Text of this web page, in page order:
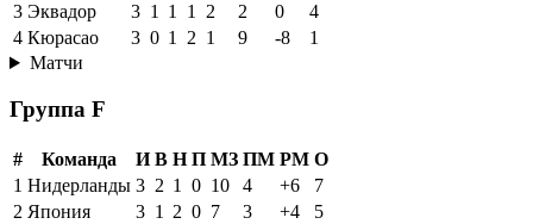
3 Эквадор 3 1 1 1 2 2 0
4
4 Кюрасао 3 0 1 2 1 9 -8
1
Матчи
Группа F
# Команда И В Н П МЗ ПМ РМ О
1 Нидерланды 3 2 1 0 10 4 +6
7
2 Япония 3 1 2 0 7 3 +4
5